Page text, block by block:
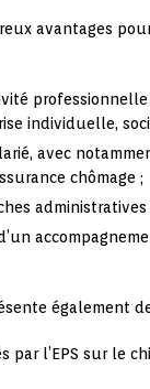
avantages
individuelle,
avec
chômage ;
également
par l’EPS sur le